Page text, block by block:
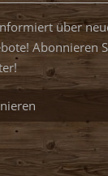
über
Abonnieren